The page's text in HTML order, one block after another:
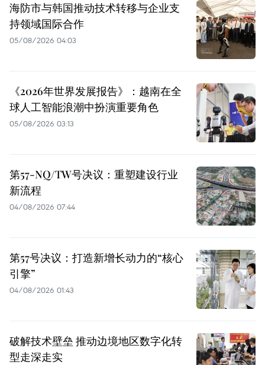
海防市与韩国推动技术转移与企业支
持领域国际合作
05/08/2026 04:03
《2026年世界发展报告》：越南在全
球人工智能浪潮中扮演重要角色
05/08/2026 03:13
第57-NQ/TW号决议：重塑建设行业
新流程
04/08/2026 07:44
第57号决议：打造新增长动力的“核心
引擎”
04/08/2026 01:43
破解技术壁垒 推动边境地区数字化转
型走深走实